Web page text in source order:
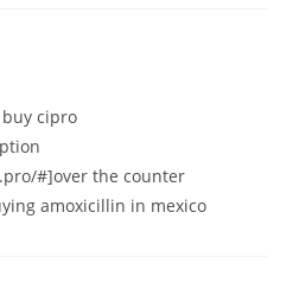
buy cipro
#]over the counter
amoxicillin in mexico